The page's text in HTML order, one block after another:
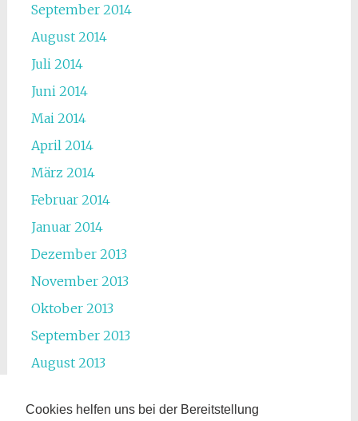
Cookies helfen uns bei der Bereitstellung
September 2014
August 2014
Juli 2014
Juni 2014
Mai 2014
April 2014
März 2014
Februar 2014
Januar 2014
Dezember 2013
November 2013
Oktober 2013
September 2013
August 2013
Juni 2013